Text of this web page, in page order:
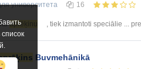
университета 16
aprēķinu , tiek izmantoti speciālie ...
Buvmehānikā